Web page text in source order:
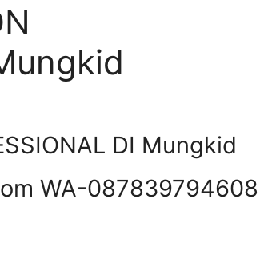
DI Mungkid
WA-087839794608